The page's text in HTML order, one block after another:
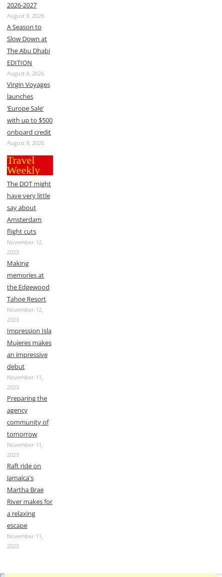
2026-2027
August 8, 2026
A Season to
Slow Down at
The Abu Dhabi
EDITION
August 8, 2026
Virgin Voyages
launches
‘Europe Sale’
with up to $500
onboard credit
August 8, 2026
Travel
Weekly
The DOT might
have very little
say about
Amsterdam
flight cuts
November 12,
2023
Making
memories at
the Edgewood
Tahoe Resort
November 12,
2023
Impression Isla
Mujeres makes
an impressive
debut
November 11,
2023
Preparing the
agency
community of
tomorrow
November 11,
2023
Raft ride on
Jamaica's
Martha Brae
River makes for
a relaxing
escape
November 11,
2023